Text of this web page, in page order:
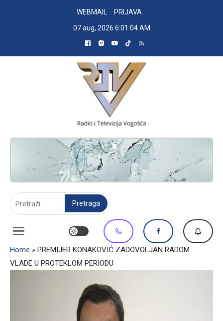
WEBMAIL
PRIJAVA
07 aug, 2026 6:01:05 AM
RADIO TELEVIZIJA VOGOŠĆA
Home » PREMIJER KONAKOVIĆ ZADOVOLJAN RADOM
VLADE U PROTEKLOM PERIODU